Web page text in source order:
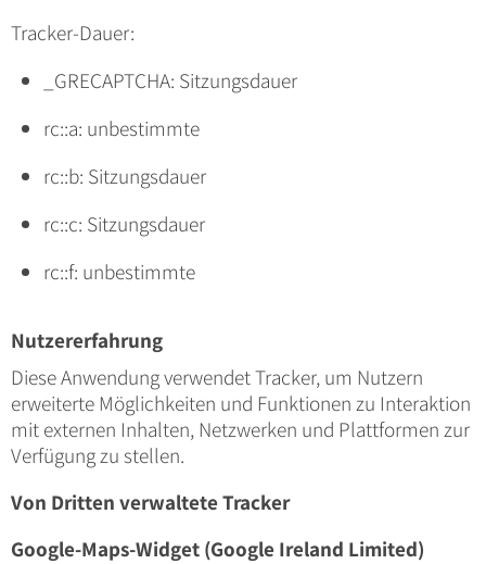
Tracker-Dauer:
_GRECAPTCHA: Sitzungsdauer
rc::a: unbestimmte
rc::b: Sitzungsdauer
rc::c: Sitzungsdauer
rc::f: unbestimmte
Nutzererfahrung
Diese Anwendung verwendet Tracker, um Nutzern
erweiterte Möglichkeiten und Funktionen zu Interaktion
mit externen Inhalten, Netzwerken und Plattformen zur
Verfügung zu stellen.
Von Dritten verwaltete Tracker
Google-Maps-Widget (Google Ireland Limited)